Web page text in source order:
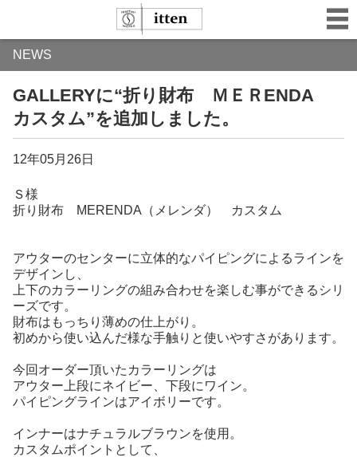
NEWS
GALLERYに“折り財布 ＭＥＲENDA
カスタム”を追加しました。
12年05月26日
Ｓ様
折り財布 MERENDA（メレンダ） カスタム
アウターのセンターに立体的なパイピングによるラインを
デザインし、
上下のカラーリングの組み合わせを楽しむ事ができるシリ
ーズです。
財布はもっちり薄めの仕上がり。
初めから使い込んだ様な手触りと使いやすさがあります。
今回オーダー頂いたカラーリングは
アウター上段にネイビー、下段にワイン。
パイピングラインはアイボリーです。
インナーはナチュラルブラウンを使用。
カスタムポイントとして、